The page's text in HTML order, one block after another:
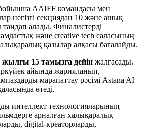
AAIFF командасы мен
негізгі секциядан 10 жəне ашық
алады. Финалистерді
жəне creative tech саласының
қазылар алқасы бағалайды.
жылғы 15 тамызға дейін жалғасады.
айында жарияланып,
марапаттау рəсімі Astana AI
өтеді.
интеллект технологияларының
арналған халықаралық
digital-креаторларды,